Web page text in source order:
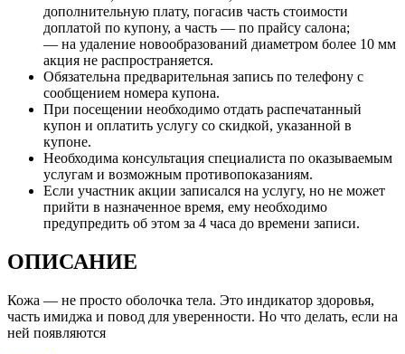
дополнительную плату, погасив часть стоимости
доплатой по купону, а часть — по прайсу салона;
— на удаление новообразований диаметром более 10 мм
акция не распространяется.
Обязательна предварительная запись по телефону с
сообщением номера купона.
При посещении необходимо отдать распечатанный
купон и оплатить услугу со скидкой, указанной в
купоне.
Необходима консультация специалиста по оказываемым
услугам и возможным противопоказаниям.
Если участник акции записался на услугу, но не может
прийти в назначенное время, ему необходимо
предупредить об этом за 4 часа до времени записи.
ОПИСАНИЕ
Кожа — не просто оболочка тела. Это индикатор здоровья,
часть имиджа и повод для уверенности. Но что делать, если на
ней появляются